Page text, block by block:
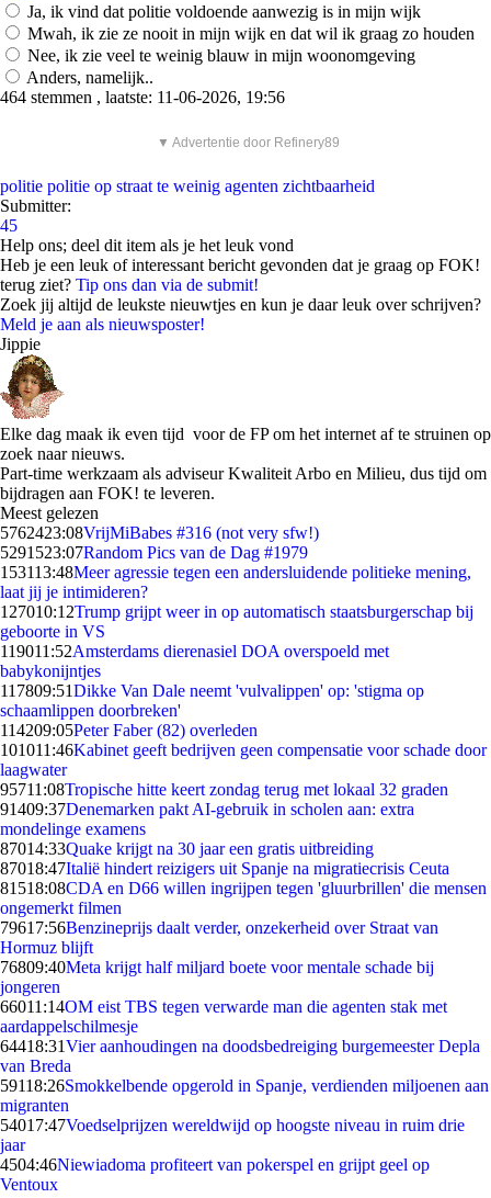
Ja, ik vind dat politie voldoende aanwezig is in mijn wijk
Mwah, ik zie ze nooit in mijn wijk en dat wil ik graag zo houden
Nee, ik zie veel te weinig blauw in mijn woonomgeving
Anders, namelijk..
464 stemmen , laatste: 11-06-2026, 19:56
▼ Advertentie door Refinery89
politie politie op straat te weinig agenten zichtbaarheid
Submitter:
45
Help ons; deel dit item als je het leuk vond
Heb je een leuk of interessant bericht gevonden dat je graag op FOK!
terug ziet? Tip ons dan via de submit!
Zoek jij altijd de leukste nieuwtjes en kun je daar leuk over schrijven?
Meld je aan als nieuwsposter!
Jippie
Elke dag maak ik even tijd voor de FP om het internet af te struinen op
zoek naar nieuws.
Part-time werkzaam als adviseur Kwaliteit Arbo en Milieu, dus tijd om
bijdragen aan FOK! te leveren.
Meest gelezen
5762423:08VrijMiBabes #316 (not very sfw!)
5291523:07Random Pics van de Dag #1979
153113:48Meer agressie tegen een andersluidende politieke mening,
laat jij je intimideren?
127010:12Trump grijpt weer in op automatisch staatsburgerschap bij
geboorte in VS
119011:52Amsterdams dierenasiel DOA overspoeld met
babykonijntjes
117809:51Dikke Van Dale neemt 'vulvalippen' op: 'stigma op
schaamlippen doorbreken'
114209:05Peter Faber (82) overleden
101011:46Kabinet geeft bedrijven geen compensatie voor schade door
laagwater
95711:08Tropische hitte keert zondag terug met lokaal 32 graden
91409:37Denemarken pakt AI-gebruik in scholen aan: extra
mondelinge examens
87014:33Quake krijgt na 30 jaar een gratis uitbreiding
87018:47Italië hindert reizigers uit Spanje na migratiecrisis Ceuta
81518:08CDA en D66 willen ingrijpen tegen 'gluurbrillen' die mensen
ongemerkt filmen
79617:56Benzineprijs daalt verder, onzekerheid over Straat van
Hormuz blijft
76809:40Meta krijgt half miljard boete voor mentale schade bij
jongeren
66011:14OM eist TBS tegen verwarde man die agenten stak met
aardappelschilmesje
64418:31Vier aanhoudingen na doodsbedreiging burgemeester Depla
van Breda
59118:26Smokkelbende opgerold in Spanje, verdienden miljoenen aan
migranten
54017:47Voedselprijzen wereldwijd op hoogste niveau in ruim drie
jaar
4504:46Niewiadoma profiteert van pokerspel en grijpt geel op
Ventoux